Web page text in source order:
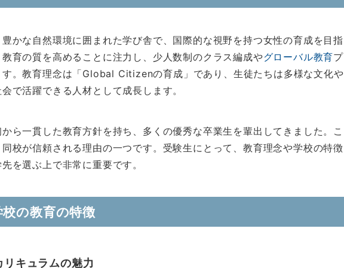
かな自然環境に囲まれた学び舎で、国際的な視野を持つ女性の育成を目指
育の質を高めることに注力し、少人数制のクラス編成やグローバル教育プ
す。教育理念は「Global Citizenの育成」であり、生徒たちは多様な文化や
で活躍できる人材として成長します。
ら一貫した教育方針を持ち、多くの優秀な卒業生を輩出してきました。こ
校が信頼される理由の一つです。受験生にとって、教育理念や学校の特徴
を選ぶ上で非常に重要です。
の教育の特徴
キュラムの魅力